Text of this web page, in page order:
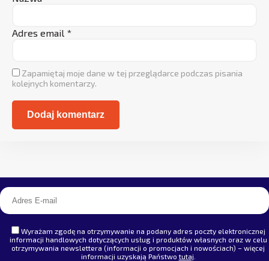
Adres email *
Zapamiętaj moje dane w tej przeglądarce podczas pisania
kolejnych komentarzy.
Wyrażam zgodę na otrzymywanie na podany adres poczty elektronicznej
informacji handlowych dotyczących usług i produktów własnych oraz w celu
otrzymywania newslettera (informacji o promocjach i nowościach) – więcej
informacji uzyskają Państwotutaj